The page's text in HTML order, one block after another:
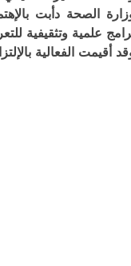
الصحة دأبت
علمية وتثقيفية
أقيمت الفعالية